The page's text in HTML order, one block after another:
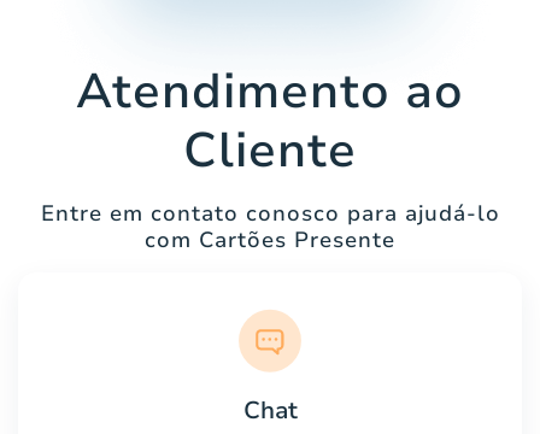
Atendimento ao
Cliente
Entre em contato conosco para ajudá-lo
com Cartões Presente
Chat